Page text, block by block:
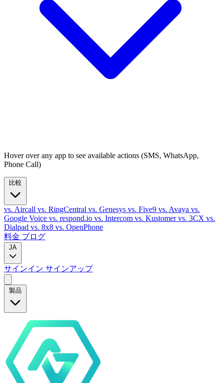
Hover over any app to see available actions (SMS, WhatsApp,
Phone Call)
vs. Aircall vs. RingCentral vs. Genesys vs. Five9 vs. Avaya vs.
Google Voice vs. respond.io vs. Intercom vs. Kustomervs. 3CX vs.
Dialpad vs. 8x8 vs. OpenPhone
料金 ブログ
JA
サインイン サインアップ
製品